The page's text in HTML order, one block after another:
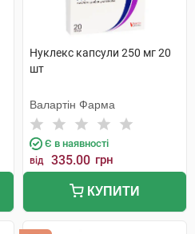
Нуклекс капсули 250 мг 20
шт
Валартін Фарма
Є в наявності
від 335.00 грн
КУПИТИ